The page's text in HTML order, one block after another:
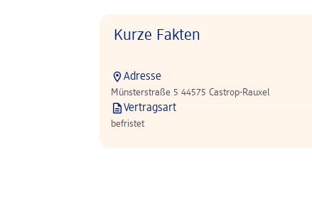
Kurze Fakten
Adresse
Münsterstraße 5 44575 Castrop-Rauxel
Vertragsart
befristet